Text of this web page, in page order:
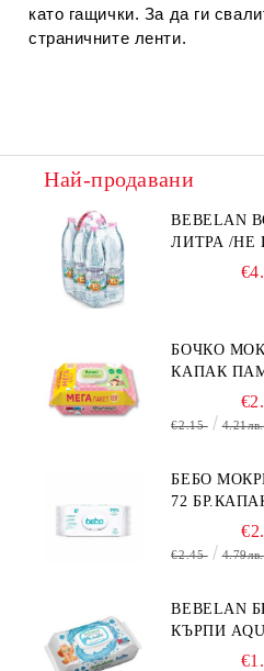
като гащички. За да ги
страничните ленти.
Най-продавани
BEBELAN
ЛИТРА /НЕ
БОЧКО МОКРИ КЪРПИЧКИ С
КАПАК
€2.15 4.21лв.
БЕБО МОКРИ
72
€2.45 4.79лв.
BEBELAN